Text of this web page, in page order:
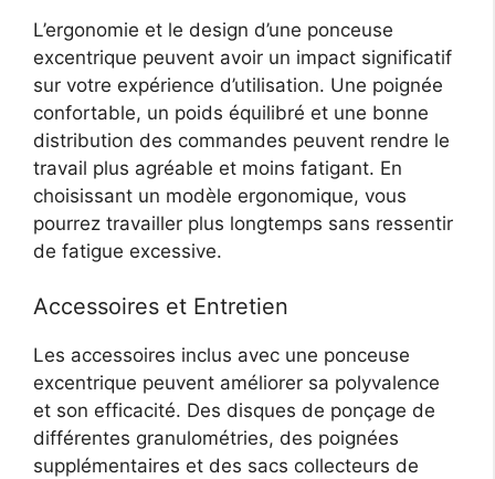
L’ergonomie et le design d’une ponceuse
excentrique peuvent avoir un impact significatif
sur votre expérience d’utilisation. Une poignée
confortable, un poids équilibré et une bonne
distribution des commandes peuvent rendre le
travail plus agréable et moins fatigant. En
choisissant un modèle ergonomique, vous
pourrez travailler plus longtemps sans ressentir
de fatigue excessive.
Accessoires et Entretien
Les accessoires inclus avec une ponceuse
excentrique peuvent améliorer sa polyvalence
et son efficacité. Des disques de ponçage de
différentes granulométries, des poignées
supplémentaires et des sacs collecteurs de